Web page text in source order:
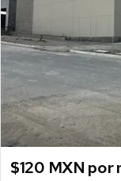
$120 MXN por